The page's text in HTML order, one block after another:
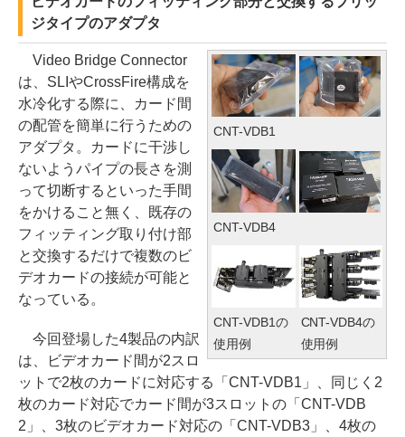
ジタイプのアダプタ
CNT-VDB1
CNT-VDB4
CNT-VDB1の
使用例
CNT-VDB4の
使用例
Video Bridge Connector
は、SLIやCrossFire構成を
水冷化する際に、カード間
の配管を簡単に行うための
アダプタ。カードに干渉し
ないようパイプの長さを測
って切断するといった手間
をかけること無く、既存の
フィッティング取り付け部
と交換するだけで複数のビ
デオカードの接続が可能と
なっている。
今回登場した4製品の内訳
は、ビデオカード間が2スロ
ットで2枚のカードに対応する「CNT-VDB1」、同じく2
枚のカード対応でカード間が3スロットの「CNT-VDB
2」、3枚のビデオカード対応の「CNT-VDB3」、4枚の